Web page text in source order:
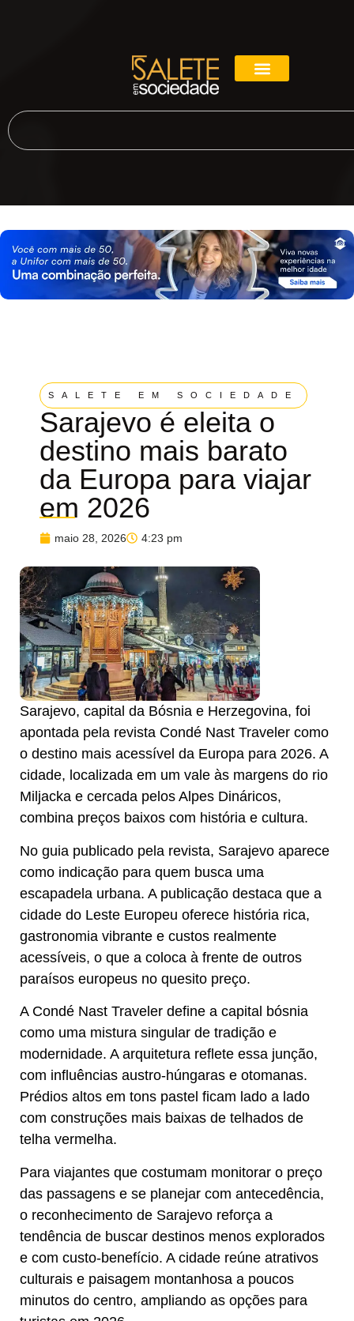
SALETE EM SOCIEDADE
Sarajevo é eleita o
destino mais barato
da Europa para viajar
em 2026
maio 28, 2026 4:23 pm
Sarajevo, capital da Bósnia e Herzegovina, foi
apontada pela revista Condé Nast Traveler como
o destino mais acessível da Europa para 2026. A
cidade, localizada em um vale às margens do rio
Miljacka e cercada pelos Alpes Dináricos,
combina preços baixos com história e cultura.
No guia publicado pela revista, Sarajevo aparece
como indicação para quem busca uma
escapadela urbana. A publicação destaca que a
cidade do Leste Europeu oferece história rica,
gastronomia vibrante e custos realmente
acessíveis, o que a coloca à frente de outros
paraísos europeus no quesito preço.
A Condé Nast Traveler define a capital bósnia
como uma mistura singular de tradição e
modernidade. A arquitetura reflete essa junção,
com influências austro-húngaras e otomanas.
Prédios altos em tons pastel ficam lado a lado
com construções mais baixas de telhados de
telha vermelha.
Para viajantes que costumam monitorar o preço
das passagens e se planejar com antecedência,
o reconhecimento de Sarajevo reforça a
tendência de buscar destinos menos explorados
e com custo-benefício. A cidade reúne atrativos
culturais e paisagem montanhosa a poucos
minutos do centro, ampliando as opções para